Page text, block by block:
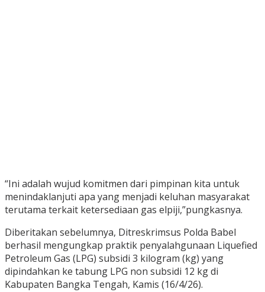
“Ini adalah wujud komitmen dari pimpinan kita untuk
menindaklanjuti apa yang menjadi keluhan masyarakat
terutama terkait ketersediaan gas elpiji,”pungkasnya.
Diberitakan sebelumnya, Ditreskrimsus Polda Babel
berhasil mengungkap praktik penyalahgunaan Liquefied
Petroleum Gas (LPG) subsidi 3 kilogram (kg) yang
dipindahkan ke tabung LPG non subsidi 12 kg di
Kabupaten Bangka Tengah, Kamis (16/4/26).